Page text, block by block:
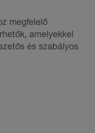
megfelelő
amelyekkel
és szabályos